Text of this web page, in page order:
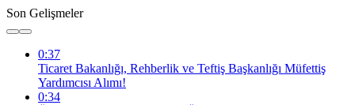
Son Gelişmeler
0:37
Ticaret Bakanlığı, Rehberlik ve Teftiş Başkanlığı Müfettiş
Yardımcısı Alımı!
0:34